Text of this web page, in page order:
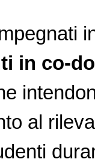
in co-
al